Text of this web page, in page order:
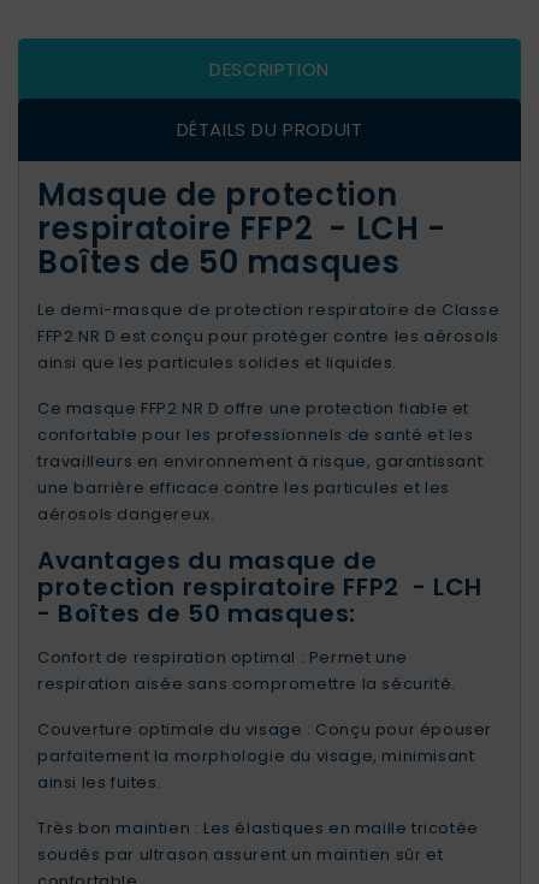
DESCRIPTION
DÉTAILS DU PRODUIT
Masque de protection
respiratoire FFP2 - LCH -
Boîtes de 50 masques
Le demi-masque de protection respiratoire de Classe
FFP2 NR D est conçu pour protéger contre les aérosols
ainsi que les particules solides et liquides.
Ce masque FFP2 NR D offre une protection fiable et
confortable pour les professionnels de santé et les
travailleurs en environnement à risque, garantissant
une barrière efficace contre les particules et les
aérosols dangereux.
Avantages du masque de
protection respiratoire FFP2 - LCH
- Boîtes de 50 masques:
Confort de respiration optimal : Permet une
respiration aisée sans compromettre la sécurité.
Couverture optimale du visage : Conçu pour épouser
parfaitement la morphologie du visage, minimisant
ainsi les fuites.
Très bon maintien : Les élastiques en maille tricotée
soudés par ultrason assurent un maintien sûr et